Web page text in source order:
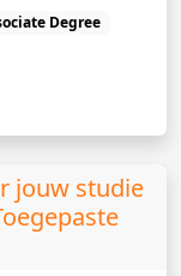
Degree
jouw studie